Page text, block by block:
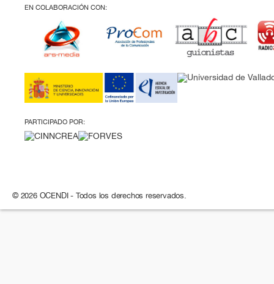
EN COLABORACIÓN CON:
PARTICIPADO POR:
© 2026 OCENDI - Todos los derechos reservados.